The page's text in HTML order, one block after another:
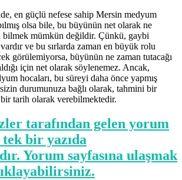
en güçlü nefese sahip Mersin medyum
olsa bile, bu büyünün net olarak ne
bilmek mümkün değildir. Çünkü, gaybi
ve bu sırlarda zaman en büyük rolu
görülemiyorsa, büyünün ne zaman tutacağı
için net olarak söylenemez. Ancak,
hocaları, bu süreyi daha önce yapmış
durumunuza bağlı olarak, tahmini bir
bir tarih olarak verebilmektedir.
tarafından gelen yorum
bir yazıda
Yorum sayfasına ulaşmak